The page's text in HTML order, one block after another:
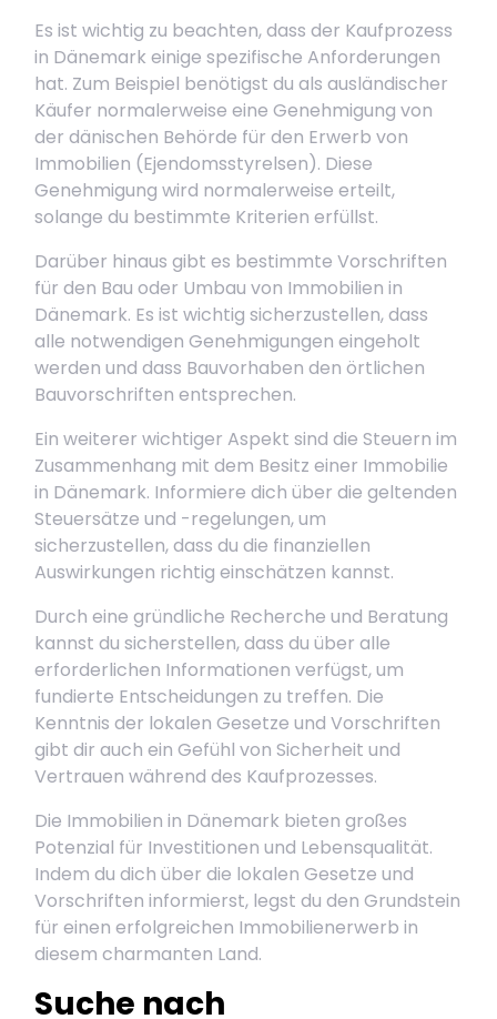
Es ist wichtig zu beachten, dass der Kaufprozess
in Dänemark einige spezifische Anforderungen
hat. Zum Beispiel benötigst du als ausländischer
Käufer normalerweise eine Genehmigung von
der dänischen Behörde für den Erwerb von
Immobilien (Ejendomsstyrelsen). Diese
Genehmigung wird normalerweise erteilt,
solange du bestimmte Kriterien erfüllst.
Darüber hinaus gibt es bestimmte Vorschriften
für den Bau oder Umbau von Immobilien in
Dänemark. Es ist wichtig sicherzustellen, dass
alle notwendigen Genehmigungen eingeholt
werden und dass Bauvorhaben den örtlichen
Bauvorschriften entsprechen.
Ein weiterer wichtiger Aspekt sind die Steuern im
Zusammenhang mit dem Besitz einer Immobilie
in Dänemark. Informiere dich über die geltenden
Steuersätze und -regelungen, um
sicherzustellen, dass du die finanziellen
Auswirkungen richtig einschätzen kannst.
Durch eine gründliche Recherche und Beratung
kannst du sicherstellen, dass du über alle
erforderlichen Informationen verfügst, um
fundierte Entscheidungen zu treffen. Die
Kenntnis der lokalen Gesetze und Vorschriften
gibt dir auch ein Gefühl von Sicherheit und
Vertrauen während des Kaufprozesses.
Die Immobilien in Dänemark bieten großes
Potenzial für Investitionen und Lebensqualität.
Indem du dich über die lokalen Gesetze und
Vorschriften informierst, legst du den Grundstein
für einen erfolgreichen Immobilienerwerb in
diesem charmanten Land.
Suche nach